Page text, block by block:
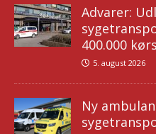
Advarer:
400.000
5. august 2026
Ny